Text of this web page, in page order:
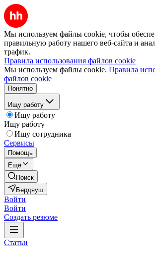
Мы используем файлы cookie, чтобы
правильную работу нашего веб-сайта и
трафик.
Правила использования файлов cookie
Мы используем файлы cookie. Правила
файлов cookie
Понятно
Ищу работу
Ищу работу
Ищу работу
Ищу сотрудника
Сервисы
Помощь
Ещё
Поиск
Бердяуш
Войти
Войти
Создать резюме
Статьи